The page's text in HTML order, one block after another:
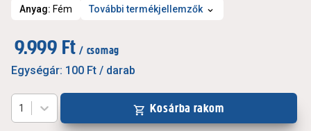
Anyag: Fém További termékjellemzők
9.999 Ft / csomag
Egységár: 100 Ft / darab
1 Kosárba rakom